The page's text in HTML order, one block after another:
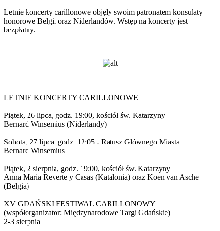
Letnie koncerty carillonowe objęły swoim patronatem konsulaty
honorowe Belgii oraz Niderlandów. Wstęp na koncerty jest
bezpłatny.
LETNIE KONCERTY CARILLONOWE
Piątek, 26 lipca, godz. 19:00, kościół św. Katarzyny
Bernard Winsemius (Niderlandy)
Sobota, 27 lipca, godz. 12:05 - Ratusz Głównego Miasta
Bernard Winsemius
Piątek, 2 sierpnia, godz. 19:00, kościół św. Katarzyny
Anna Maria Reverte y Casas (Katalonia) oraz Koen van Asche
(Belgia)
XV GDAŃSKI FESTIWAL CARILLONOWY
(współorganizator: Międzynarodowe Targi Gdańskie)
2-3 sierpnia